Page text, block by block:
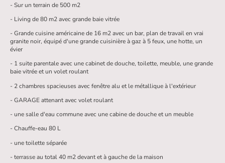
- Sur un terrain de 500 m2
- Living de 80 m2 avec grande baie vitrée
- Grande cuisine américaine de 16 m2 avec un bar, plan de travail en vrai
granite noir, équipé d'une grande cuisinière à gaz à 5 feux, une hotte, un
évier
- 1 suite parentale avec une cabinet de douche, toilette, meuble, une grande
baie vitrée et un volet roulant
- 2 chambres spacieuses avec fenêtre alu et le métallique à l'extérieur
- GARAGE attenant avec volet roulant
- une salle d'eau commune avec une cabine de douche et un meuble
- Chauffe-eau 80 L
- une toilette séparée
- terrasse au total 40 m2 devant et à gauche de la maison